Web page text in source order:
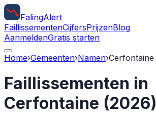
FalingAlert
FaillissementenCijfersPrijzenBlog
AanmeldenGratis starten
Home›Gemeenten›Namen›Cerfontaine
Faillissementen in
Cerfontaine (2026)